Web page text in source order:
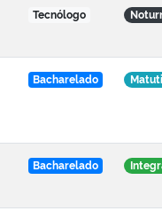
Tecnólogo
Bacharelado
Bacharelado